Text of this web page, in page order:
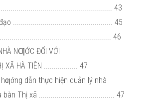
43
.................................................. 45
46
NƢỚC ĐỐI VỚI
XÃ HÀ TIÊN ................. 47
dẫn thực hiện quản lý nhà
Thị xã ...................................... 47